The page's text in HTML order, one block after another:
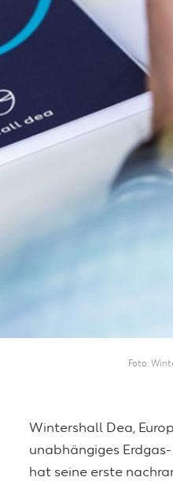
Foto
Wintershall Dea,
unabhängiges
hat seine erste